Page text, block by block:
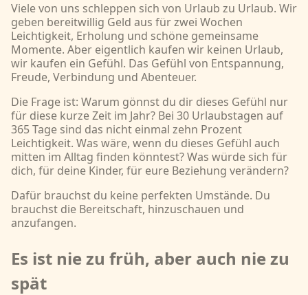
Viele von uns schleppen sich von Urlaub zu Urlaub. Wir
geben bereitwillig Geld aus für zwei Wochen
Leichtigkeit, Erholung und schöne gemeinsame
Momente. Aber eigentlich kaufen wir keinen Urlaub,
wir kaufen ein Gefühl. Das Gefühl von Entspannung,
Freude, Verbindung und Abenteuer.
Die Frage ist: Warum gönnst du dir dieses Gefühl nur
für diese kurze Zeit im Jahr? Bei 30 Urlaubstagen auf
365 Tage sind das nicht einmal zehn Prozent
Leichtigkeit. Was wäre, wenn du dieses Gefühl auch
mitten im Alltag finden könntest? Was würde sich für
dich, für deine Kinder, für eure Beziehung verändern?
Dafür brauchst du keine perfekten Umstände. Du
brauchst die Bereitschaft, hinzuschauen und
anzufangen.
Es ist nie zu früh, aber auch nie zu
spät